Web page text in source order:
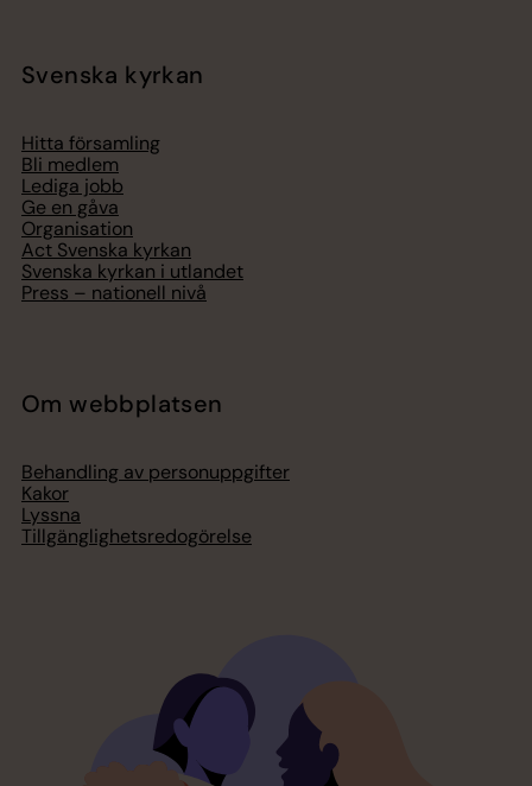
Svenska kyrkan
Hitta församling
Bli medlem
Lediga jobb
Ge en gåva
Organisation
Act Svenska kyrkan
Svenska kyrkan i utlandet
Press – nationell nivå
Om webbplatsen
Behandling av personuppgifter
Kakor
Lyssna
Tillgänglighetsredogörelse